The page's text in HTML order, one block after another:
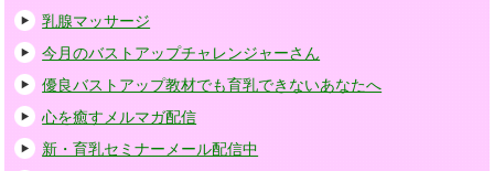
乳腺マッサージ
今月のバストアップチャレンジャーさん
優良バストアップ教材でも育乳できないあなたへ
心を癒すメルマガ配信
新・育乳セミナーメール配信中